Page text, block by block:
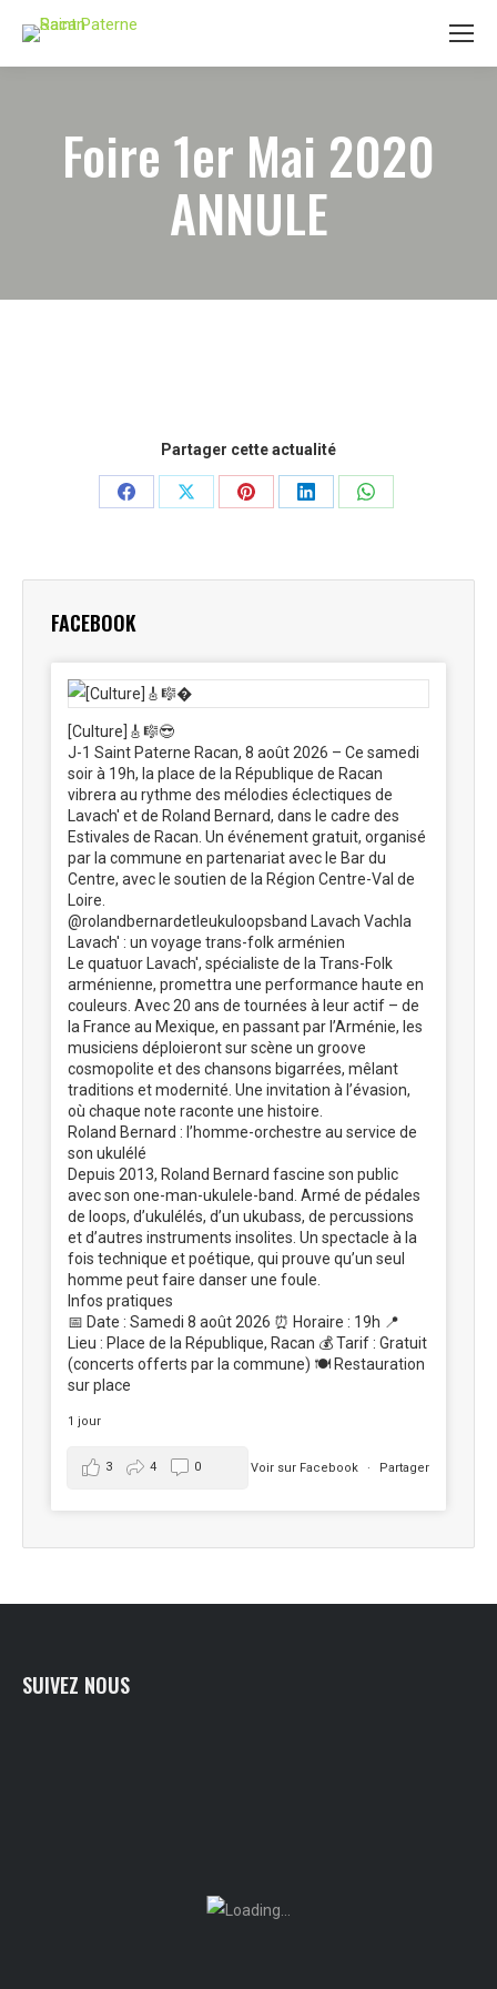
Foire 1er Mai 2020
ANNULE
Partager cette actualité
PartagerPartagerPartagerPartagerPartager
FACEBOOK
[Culture]🎸🎼😎
J-1 Saint Paterne Racan, 8 août 2026 – Ce samedi
soir à 19h, la place de la République de Racan
vibrera au rythme des mélodies éclectiques de
Lavach' et de Roland Bernard, dans le cadre des
Estivales de Racan. Un événement gratuit, organisé
par la commune en partenariat avec le Bar du
Centre, avec le soutien de la Région Centre-Val de
Loire.
@rolandbernardetleukuloopsband Lavach Vachla
Lavach' : un voyage trans-folk arménien
Le quatuor Lavach', spécialiste de la Trans-Folk
arménienne, promettra une performance haute en
couleurs. Avec 20 ans de tournées à leur actif – de
la France au Mexique, en passant par l’Arménie, les
musiciens déploieront sur scène un groove
cosmopolite et des chansons bigarrées, mêlant
traditions et modernité. Une invitation à l’évasion,
où chaque note raconte une histoire.
Roland Bernard : l’homme-orchestre au service de
son ukulélé
Depuis 2013, Roland Bernard fascine son public
avec son one-man-ukulele-band. Armé de pédales
de loops, d’ukulélés, d’un ukubass, de percussions
et d’autres instruments insolites. Un spectacle à la
fois technique et poétique, qui prouve qu’un seul
homme peut faire danser une foule.
Infos pratiques
📅 Date : Samedi 8 août 2026 ⏰ Horaire : 19h 📍
Lieu : Place de la République, Racan 💰 Tarif : Gratuit
(concerts offerts par la commune) 🍽️ Restauration
sur place
1 jour
Voir sur Facebook · Partager
3 4 0
SUIVEZ NOUS